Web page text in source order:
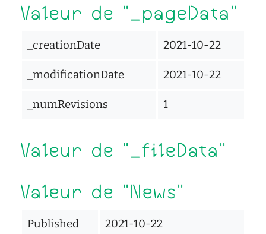
social
tutorat
Valeur de "_pageData"
_creationDate 2021-10-22
_modificationDate 2021-10-22
_numRevisions 1
Valeur de "_fileData"
Valeur de "News"
Published 2021-10-22